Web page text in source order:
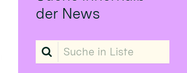
der News
Suche in Liste